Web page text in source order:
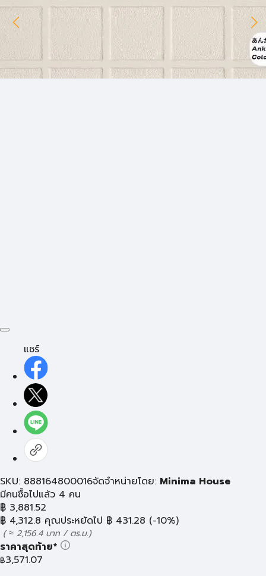
แชร์
SKU: 888164800016จัดจำหน่ายโดย: Minima House
มีคนซื้อไปแล้ว 4 คน
฿ 3,881.52
฿ 4,312.8 คุณประหยัดไป ฿ 431.28 (-10%)
( ≈ 2,156.4 บาท / ตร.ม.)
ราคาสุดท้าย*
฿3,571.07